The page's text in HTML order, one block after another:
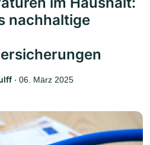
nachhaltige
‧ 06. März 2025